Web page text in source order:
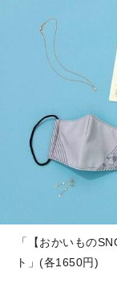
「【おかいもの
ト」(各1650円)